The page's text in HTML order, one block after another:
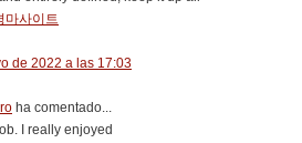
마사이트
de 2022 a las 17:03
ha comentado...
I really enjoyed